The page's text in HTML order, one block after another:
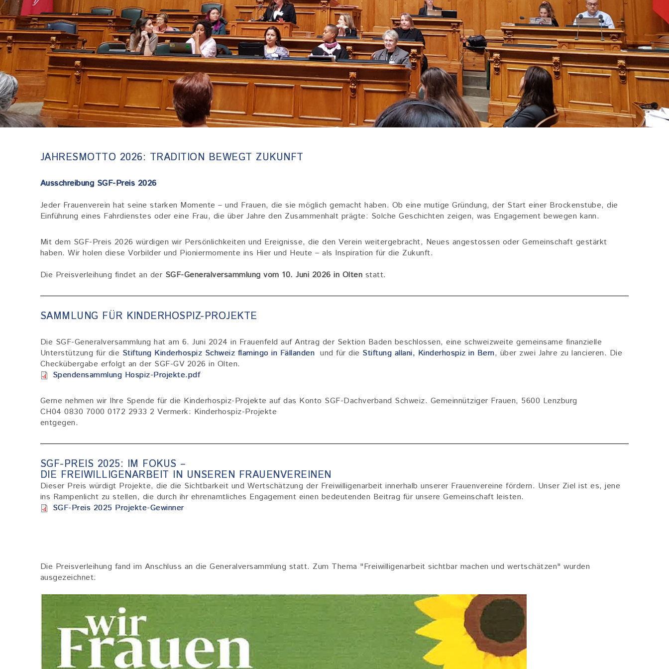
JAHRESMOTTO 2026: TRADITION BEWEGT ZUKUNFT
Ausschreibung SGF-Preis 2026
Jeder Frauenverein hat seine starken Momente – und Frauen, die sie möglich gemacht haben. Ob eine mutige Gründung, der Start einer Brockenstube, die
Einführung eines Fahrdienstes oder eine Frau, die über Jahre den Zusammenhalt prägte: Solche Geschichten zeigen, was Engagement bewegen kann.
Mit dem SGF-Preis 2026 würdigen wir Persönlichkeiten und Ereignisse, die den Verein weitergebracht, Neues angestossen oder Gemeinschaft gestärkt
haben. Wir holen diese Vorbilder und Pioniermomente ins Hier und Heute – als Inspiration für die Zukunft.
Die Preisverleihung findet an der SGF-Generalversammlung vom 10. Juni 2026 in Olten statt.
SAMMLUNG FÜR KINDERHOSPIZ-PROJEKTE
Die SGF-Generalversammlung hat am 6. Juni 2024 in Frauenfeld auf Antrag der Sektion Baden beschlossen, eine schweizweite gemeinsame finanzielle
Unterstützung für die Stiftung Kinderhospiz Schweiz flamingo in Fällanden und für die Stiftung allani, Kinderhospiz in Bern, über zwei Jahre zu lancieren. Die
Checkübergabe erfolgt an der SGF-GV 2026 in Olten.
Dokument
Spendensammlung Hospiz-Projekte.pdf
Gerne nehmen wir Ihre Spende für die Kinderhospiz-Projekte auf das Konto SGF-Dachverband Schweiz. Gemeinnütziger Frauen, 5600 Lenzburg
CH04 0830 7000 0172 2933 2 Vermerk: Kinderhospiz-Projekte
entgegen.
SGF-PREIS 2025: IM FOKUS –
DIE FREIWILLIGENARBEIT IN UNSEREN FRAUENVEREINEN
Dieser Preis würdigt Projekte, die die Sichtbarkeit und Wertschätzung der Freiwilligenarbeit innerhalb unserer Frauenvereine fördern. Unser Ziel ist es, jene
ins Rampenlicht zu stellen, die durch ihr ehrenamtliches Engagement einen bedeutenden Beitrag für unsere Gemeinschaft leisten.
Dokument
SGF-Preis 2025 Projekte-Gewinner
Die Preisverleihung fand im Anschluss an die Generalversammlung statt. Zum Thema "Freiwilligenarbeit sichtbar machen und wertschätzen" wurden
ausgezeichnet: